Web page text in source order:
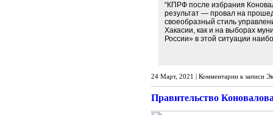
“КПРФ после избрания
результат — провал на
своеобразный стиль
Хакасии, как и на выборах
России» в этой ситуации
24 Март, 2021 | Комментарии к записи
Правительство